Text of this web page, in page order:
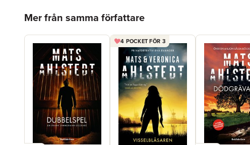
Mer från samma författare
4 POCKET FÖR 3